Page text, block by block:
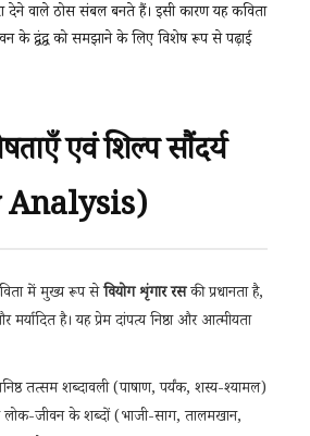
देने वाले ठोस संबल बनते हैं। इसी कारण यह कविता
के द्वंद्व को समझाने के लिए विशेष रूप से पढ़ाई
एवं शिल्प सौंदर्य
में मुख्य रूप सेवियोग शृंगार रसकी प्रधानता है,
है। यह प्रेम दांपत्य निष्ठा और आत्मीयता
तत्सम शब्दावली (पाषाण, पर्यंक, शस्य-श्यामल)
जीवन के शब्दों (भाजी-साग, तालमखान,